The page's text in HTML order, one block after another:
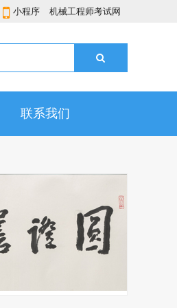
小程序 机械工程师考试网
联系我们